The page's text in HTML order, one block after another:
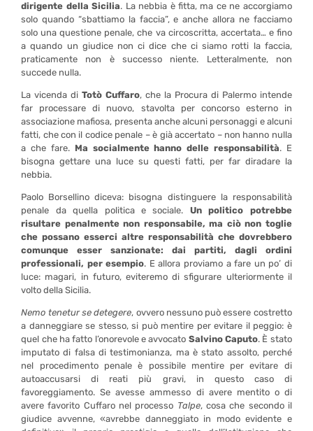
dirigente della Sicilia. La nebbia è fitta, ma ce ne accorgiamo
solo quando “sbattiamo la faccia”, e anche allora ne facciamo
solo una questione penale, che va circoscritta, accertata… e fino
a quando un giudice non ci dice che ci siamo rotti la faccia,
praticamente non è successo niente. Letteralmente, non
succede nulla.
La vicenda diTotò Cuffaro, che la Procura di Palermo intende
far processare di nuovo, stavolta per concorso esterno in
associazione mafiosa, presenta anche alcuni personaggi e alcuni
fatti, che con il codice penale – è già accertato – non hanno nulla
a che fare. Ma socialmente hanno delle responsabilità. E
bisogna gettare una luce su questi fatti, per far diradare la
nebbia.
Paolo Borsellino diceva: bisogna distinguere la responsabilità
penale da quella politica e sociale. Un politico potrebbe
risultare penalmente non responsabile, ma ciò non toglie
che possano esserci altre responsabilità che dovrebbero
comunque esser sanzionate: dai partiti, dagli ordini
professionali, per esempio. E allora proviamo a fare un po’ di
luce: magari, in futuro, eviteremo di sfigurare ulteriormente il
volto della Sicilia.
Nemo tenetur se detegere, ovvero nessuno può essere costretto
a danneggiare se stesso, si può mentire per evitare il peggio: è
quel che ha fatto l’onorevole e avvocato Salvino Caputo. È stato
imputato di falsa di testimonianza, ma è stato assolto, perché
nel procedimento penale è possibile mentire per evitare di
autoaccusarsi di reati più gravi, in questo caso di
favoreggiamento. Se avesse ammesso di avere mentito o di
avere favorito Cuffaro nel processo Talpe, cosa che secondo il
giudice avvenne, «avrebbe danneggiato in modo evidente e